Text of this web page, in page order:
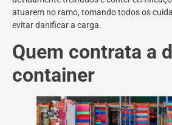
atuarem no ramo, tomando todos os
evitar danificar a carga.
Quem contrata a
container